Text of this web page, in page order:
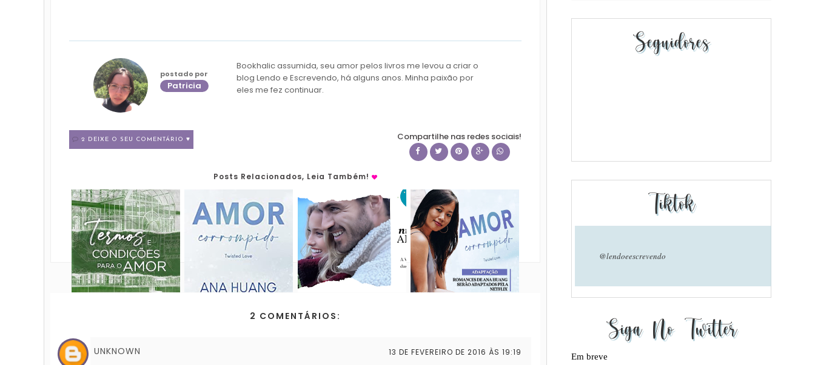
postado por
Patricia
Bookhalic assumida, seu amor pelos livros me levou a criar o
blog Lendo e Escrevendo, há alguns anos. Minha paixão por
eles me fez continuar.
2 DEIXE O SEU COMENTÁRIO ♥ Compartilhe nas redes sociais!
Posts Relacionados, Leia Também!
2 COMENTÁRIOS:
UNKNOWN 13 DE FEVEREIRO DE 2016 ÀS 19:19
Seguidores
Tiktok
@lendoeescrevendo
Siga No Twitter
Em breve